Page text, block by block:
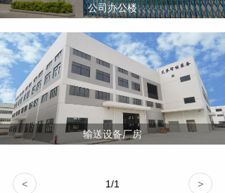
公司办公楼
输送设备厂房
< >
1/1